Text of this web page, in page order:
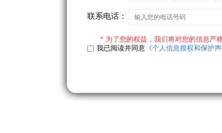
联系电话：
* 为了您的权益，我们将对您的信息严
我已阅读并同意《个人信息授权和保护